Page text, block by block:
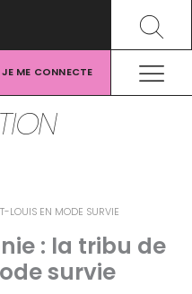
JE ME CONNECTE
LOUIS EN MODE SURVIE
: la tribu de
survie